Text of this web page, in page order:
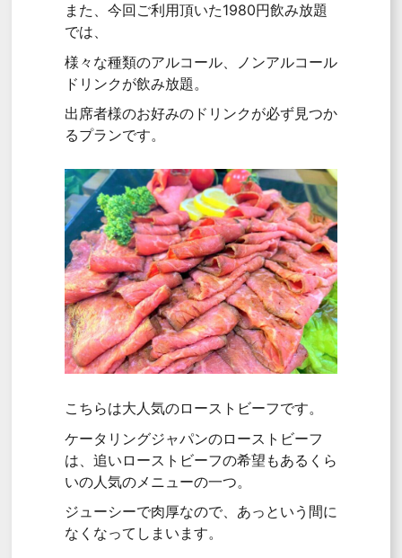
また、今回ご利用頂いた1980円飲み放題
では、
様々な種類のアルコール、ノンアルコール
ドリンクが飲み放題。
出席者様のお好みのドリンクが必ず見つか
るプランです。
こちらは大人気のローストビーフです。
ケータリングジャパンのローストビーフ
は、追いローストビーフの希望もあるくら
いの人気のメニューの一つ。
ジューシーで肉厚なので、あっという間に
なくなってしまいます。